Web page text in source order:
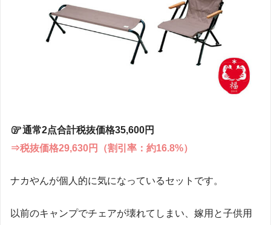
通常2点合計税抜価格35,600円
⇒税抜価格29,630円（割引率：約16.8%）
ナカやんが個人的に気になっているセットです。
以前のキャンプでチェアが壊れてしまい、嫁用と子供用